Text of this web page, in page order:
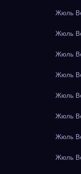
Жюль
Жюль
Жюль
Жюль
Жюль
Жюль
Жюль
Жюль